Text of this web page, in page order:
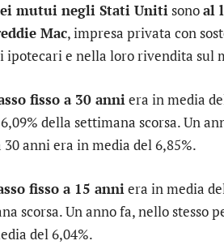
mutui negli Stati Unitisonoal
Mac, impresa privata con
ipotecari e nella loro rivendita sul
fisso a 30 anniera in media
della settimana scorsa. Un
30 anni era in media del 6,85%.
fisso a 15 anniera in media
scorsa. Un anno fa, nello stesso
del 6,04%.